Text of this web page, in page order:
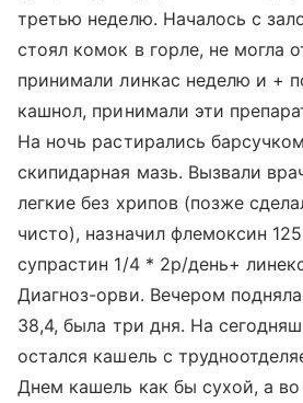
третью неделю. Началось с
стоял комок в горле, не могла
принимали линкас неделю и +
кашнол, принимали эти
На ночь растирались
скипидарная мазь. Вызвали
легкие без хрипов (позже
чисто), назначил флемоксин
супрастин 1/4 * 2р/день+
Диагноз-орви. Вечером
38,4, была три дня. На
остался кашель с
Днем кашель как бы сухой, а